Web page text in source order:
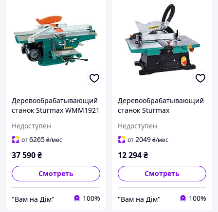
Деревообрабатывающий
станок Sturmax WMM1921
Недоступен
от6265₴/мес
37 590₴
Смотреть
"Вам на Дім" 100%
Деревообрабатывающий
станок Sturmax
Недоступен
от2049₴/мес
12 294₴
Смотреть
"Вам на Дім" 100%